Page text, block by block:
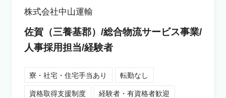
コラム
初めての方へ
株式会社中山運輸
佐賀（三養基郡）/総合物流サービス事業/
人事採用担当/経験者
寮・社宅・住宅手当あり 転勤なし
資格取得支援制度 経験者・有資格者歓迎